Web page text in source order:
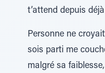
t’attend depuis
Personne ne
sois parti me
malgré sa